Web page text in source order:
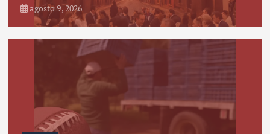
agosto 9, 2026